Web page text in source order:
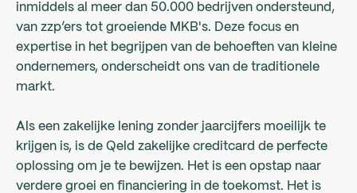
inmiddels al meer dan 50.000 bedrijven ondersteund,
van zzp’ers tot groeiende MKB's. Deze focus en
expertise in het begrijpen van de behoeften van kleine
ondernemers, onderscheidt ons van de traditionele
markt.
Als een zakelijke lening zonder jaarcijfers moeilijk te
krijgen is, is de Qeld zakelijke creditcard de perfecte
oplossing om je te bewijzen. Het is een opstap naar
verdere groei en financiering in de toekomst. Het is